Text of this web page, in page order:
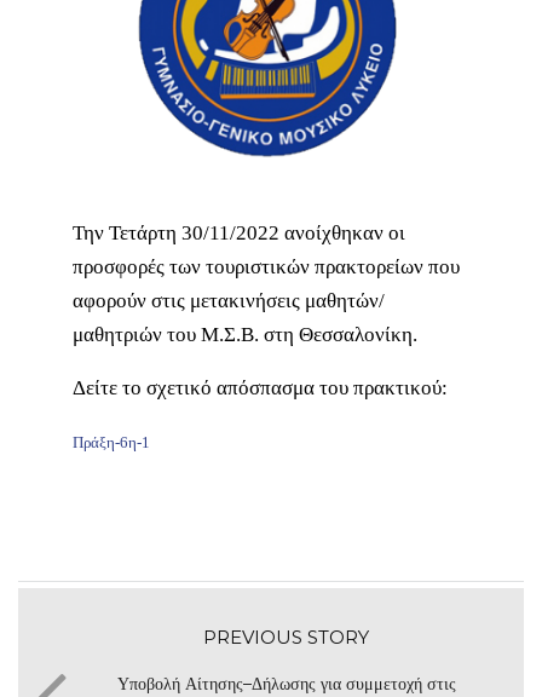
Την Τετάρτη 30/11/2022 ανοίχθηκαν οι
προσφορές των τουριστικών πρακτορείων που
αφορούν στις μετακινήσεις μαθητών/
μαθητριών του Μ.Σ.Β. στη Θεσσαλονίκη.
Δείτε το σχετικό απόσπασμα του πρακτικού:
Πράξη-6η-1
PREVIOUS STORY
Υποβολή Αίτησης–Δήλωσης για συμμετοχή στις